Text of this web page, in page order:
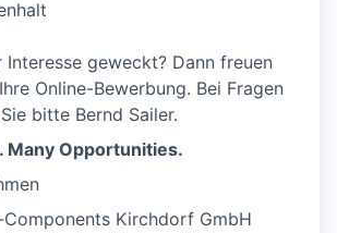
Interesse geweckt? Dann freuen
Online-Bewerbung. Bei Fragen
bitte Bernd Sailer.
Many Opportunities.
Components Kirchdorf GmbH